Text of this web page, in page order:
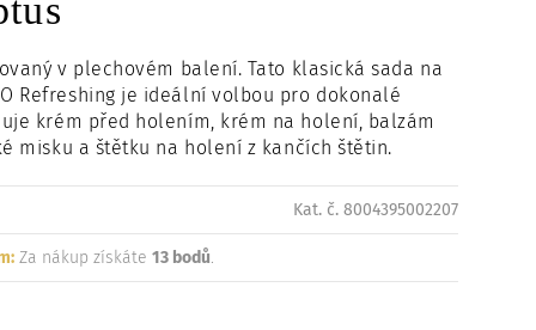
Načítám
v plechovém balení. Tato klasická sada na
Refreshing je ideální volbou pro dokonalé
krém před holením, krém na holení, balzám
misku a štětku na holení z kančích štětin.
Kat. č. 8004395002207
Za nákup získáte13 bodů.